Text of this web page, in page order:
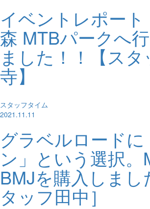
イベントレポート
森 MTBパークへ
ました！！【ス
寺】
スタッフタイム
2021.11.11
グラベルロードに
ン」という選択。
BMJを購入しまし
タッフ田中］